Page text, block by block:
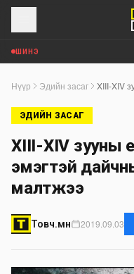
ШИНЭ
Нүүр Эдийн засаг
ЭДИЙН ЗАСАГ
XIII-XIV зууны
эмэгтэй
малтжээ
Товч.мн 2019.09.03